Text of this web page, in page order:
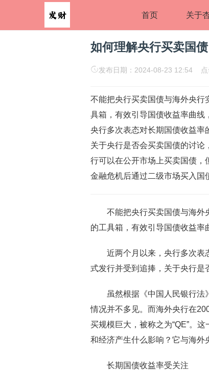
首页 关于
如何理解央行买卖国债
发布日期：2024-08-23 12:54 点
不能把央行买卖国债与海外央行
具箱，有效引导国债收益率曲线
央行多次表态对长期国债收益率
关于央行是否会买卖国债的讨
行可以在公开市场上买卖国债
金融危机后通过二级市场买入国
不能把央行买卖国债与海外
的工具箱，有效引导国债收益率
近两个月以来，央行多次表
式发行并受到追捧，关于央行是
虽然根据《中国人民银行
情况并不多见。而海外央行在
买规模巨大，被称之为“QE”。
和经济产生什么影响？它与海外
长期国债收益率受关注